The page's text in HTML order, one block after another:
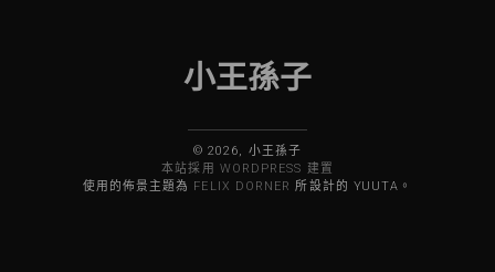
小王孫子
© 2026, 小王孫子
本站採用 WORDPRESS 建置
使用的佈景主題為 FELIX DORNER 所設計的 YUUTA。